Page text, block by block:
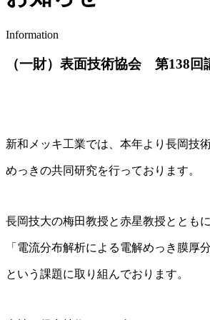
Information
（一財）表面技術協会 第138
新和メッキ工業では、本年より長岡技
めっきの共同研究を行っております。
長岡技大の梅田教授と赤星教授とともに
「電流分布解析による電解めっき膜厚
という課題に取り組んでおります。